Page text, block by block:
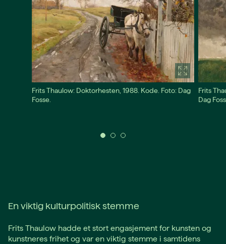
Frits Thaulow: Doktorhesten, 1988. Kode. Foto: Dag
Fosse.
Frits
Dag
En viktig kulturpolitisk stemme
Frits Thaulow hadde et stort engasjement for kunsten og
kunstneres frihet og var en viktig stemme i samtidens